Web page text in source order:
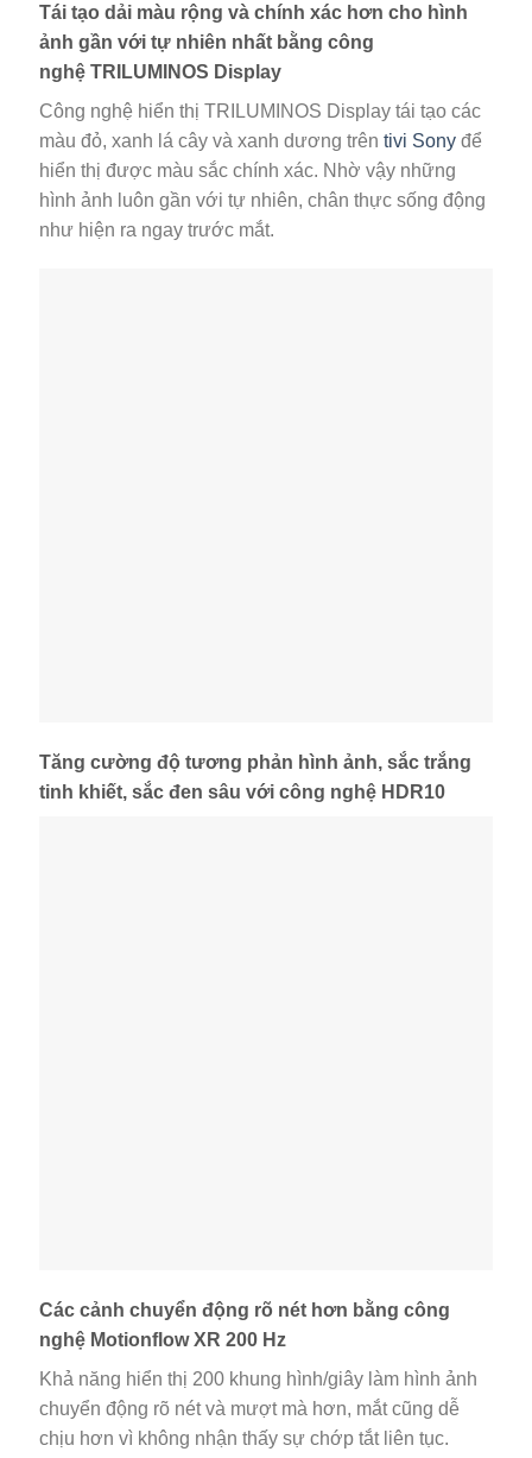
Tái tạo dải màu rộng và chính xác hơn cho hình
ảnh gần với tự nhiên nhất bằng công
nghệ TRILUMINOS Display
Công nghệ hiển thị TRILUMINOS Display tái tạo các
màu đỏ, xanh lá cây và xanh dương trên tivi Sony để
hiển thị được màu sắc chính xác. Nhờ vậy những
hình ảnh luôn gần với tự nhiên, chân thực sống động
như hiện ra ngay trước mắt.
Tăng cường độ tương phản hình ảnh, sắc trắng
tinh khiết, sắc đen sâu với công nghệ HDR10
Các cảnh chuyển động rõ nét hơn bằng công
nghệ Motionflow XR 200 Hz
Khả năng hiển thị 200 khung hình/giây làm hình ảnh
chuyển động rõ nét và mượt mà hơn, mắt cũng dễ
chịu hơn vì không nhận thấy sự chớp tắt liên tục.